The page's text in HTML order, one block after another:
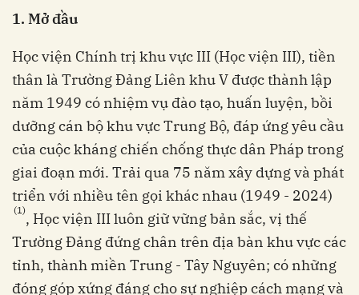
1. Mở đầu
Học viện Chính trị khu vực III (Học viện III), tiền
thân là Trường Đảng Liên khu V được thành lập
năm 1949 có nhiệm vụ đào tạo, huấn luyện, bồi
dưỡng cán bộ khu vực Trung Bộ, đáp ứng yêu cầu
của cuộc kháng chiến chống thực dân Pháp trong
giai đoạn mới. Trải qua 75 năm xây dựng và phát
triển với nhiều tên gọi khác nhau (1949 - 2024)
(1), Học viện III luôn giữ vững bản sắc, vị thế
Trường Đảng đứng chân trên địa bàn khu vực các
tỉnh, thành miền Trung - Tây Nguyên; có những
đóng góp xứng đáng cho sự nghiệp cách mạng và